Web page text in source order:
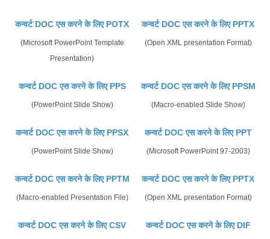
कन्वर्ट DOC एस करने के लिए POTX
(Microsoft PowerPoint Template
Presentation)
कन्वर्ट DOC एस करने के लिए PPTX
(Open XML presentation Format)
कन्वर्ट DOC एस करने के लिए PPS
(PowerPoint Slide Show)
कन्वर्ट DOC एस करने के लिए PPSM
(Macro-enabled Slide Show)
कन्वर्ट DOC एस करने के लिए PPSX
(PowerPoint Slide Show)
कन्वर्ट DOC एस करने के लिए PPT
(Microsoft PowerPoint 97-2003)
कन्वर्ट DOC एस करने के लिए PPTM
(Macro-enabled Presentation File)
कन्वर्ट DOC एस करने के लिए PPTX
(Open XML presentation Format)
कन्वर्ट DOC एस करने के लिए CSV कन्वर्ट DOC एस करने के लिए DIF